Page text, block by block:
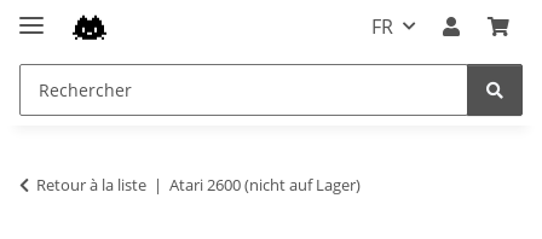
FR
Retour à la liste Atari 2600 (nicht auf Lager)